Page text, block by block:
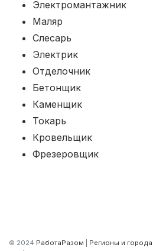
Электромантажник
Маляр
Слесарь
Электрик
Отделочник
Бетонщик
Каменщик
Токарь
Кровельщик
Фрезеровщик
© 2024 РаботаРазом Регионы и города